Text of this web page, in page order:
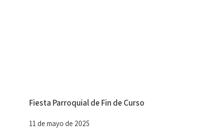
Fiesta Parroquial de Fin de Curso
11 de mayo de 2025